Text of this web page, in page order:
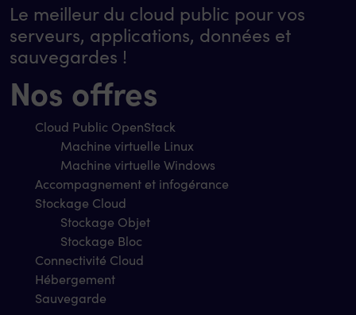
Le meilleur du cloud public pour vos
serveurs, applications, données et
sauvegardes !
Nos offres
Cloud Public OpenStack
Machine virtuelle Linux
Machine virtuelle Windows
Accompagnement et infogérance
Stockage Cloud
Stockage Objet
Stockage Bloc
Connectivité Cloud
Hébergement
Sauvegarde